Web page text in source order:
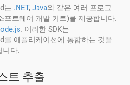
는 .NET, Java와 같은 여러 프로그
프트웨어 개발 키트)를 제공합니다.
. 이러한 SDK는
를 애플리케이션에 통합하는 것을
니다.
트 추출